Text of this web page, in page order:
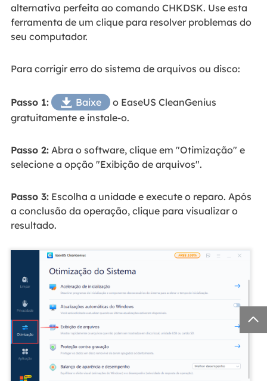
alternativa perfeita ao comando CHKDSK. Use esta
ferramenta de um clique para resolver problemas do
seu computador.
Para corrigir erro do sistema de arquivos ou disco:
Passo 1:  Baixe
o EaseUS CleanGenius
gratuitamente e instale-o.
Passo 2:Abra o software, clique em "Otimização" e
selecione a opção "Exibição de arquivos".
Passo 3:Escolha a unidade e execute o reparo. Após
a conclusão da operação, clique para visualizar o
resultado.
